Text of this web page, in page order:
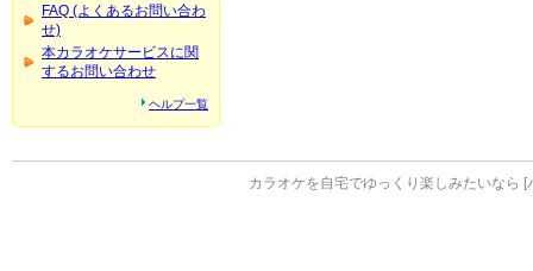
FAQ (よくあるお問い合わ
せ)
本カラオケサービスに関
するお問い合わせ
ヘルプ一覧
カラオケを自宅でゆっくり楽しみたいなら [